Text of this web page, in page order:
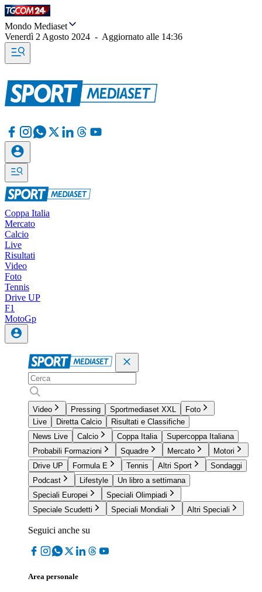
Mondo Mediaset
Venerdì 2 Agosto 2024 - Aggiornato alle 14:36
Coppa Italia
Mercato
Calcio
Live
Risultati
Video
Foto
Tennis
Drive UP
F1
MotoGp
Video Pressing Sportmediaset XXL
Foto
Live
Diretta Calcio
Risultati e Classifiche
News Live
Calcio Coppa Italia
Supercoppa Italiana
Probabili Formazioni
Squadre Mercato
Motori
Drive UP
Formula E Tennis Altri Sport
Sondaggi
Podcast
Lifestyle
Un libro a settimana
Speciali Europei
Speciali Olimpiadi
Speciale Scudetti
Speciali Mondiali Altri Speciali
Seguici anche su
Area personale